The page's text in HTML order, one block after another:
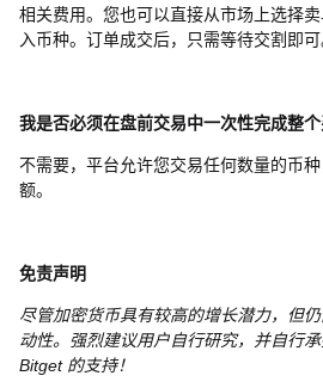
相关费用。您也可以直接从市场上选择
入币种。订单成交后，只需等待交割即可
我是否必须在盘前交易中一次性完成整个
不需要，平台允许您交易任何数量的币
额。
免责声明
尽管加密货币具有较高的增长潜力，但
动性。强烈建议用户自行研究，并自行
Bitget 的支持！